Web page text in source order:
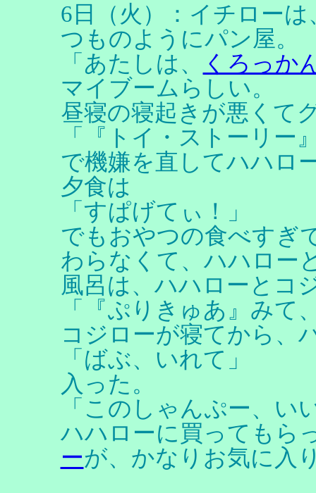
6日（火）：イチロー
つものようにパン屋。
「あたしは、
くろっか
マイブームらしい。
昼寝の寝起きが悪くて
「『トイ・ストーリー
で機嫌を直してハハロ
夕食は
「すぱげてぃ！」
でもおやつの食べすぎ
わらなくて、ハハロー
風呂は、ハハローとコ
「『ぷりきゅあ』みて
コジローが寝てから、
「ばぶ、いれて」
入った。
「このしゃんぷー、い
ハハローに買ってもら
ーが、かなりお気に入